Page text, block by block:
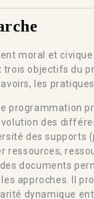
moral et
trois objectifs du
les pratiques.
programmation
des
des supports
ressources,
documents
approches. Il
dynamique